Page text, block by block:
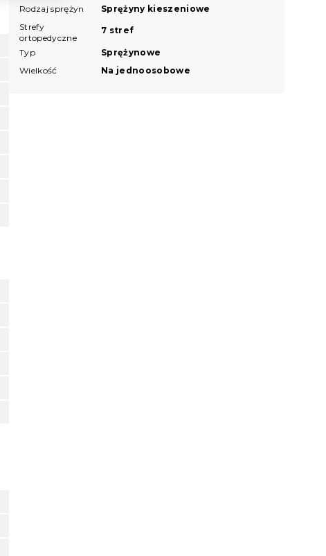
Rodzaj sprężyn
Sprężyny kieszeniowe
Strefy
ortopedyczne
7 stref
Typ
Sprężynowe
Wielkość
Na jednoosobowe